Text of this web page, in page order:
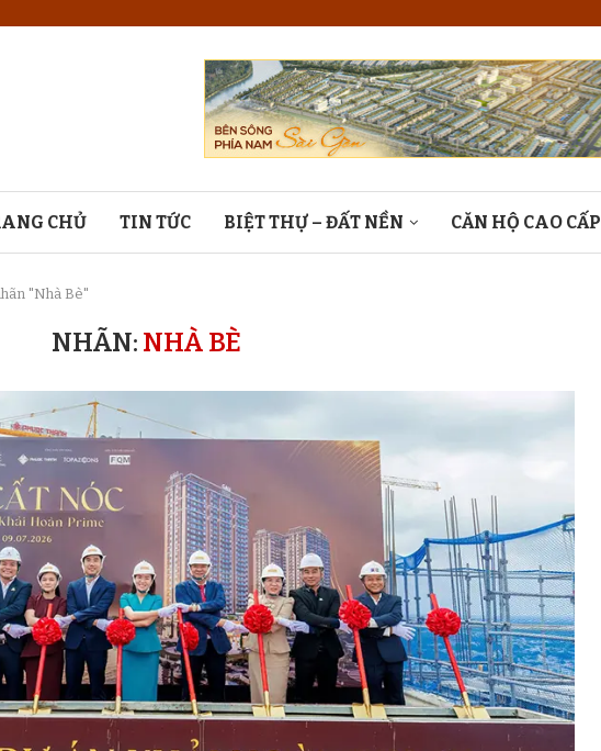
CHỦ TIN TỨC BIỆT THỰ – ĐẤT NỀN CĂN HỘ CAO CẤP
"Nhà Bè"
NHÃN: NHÀ BÈ